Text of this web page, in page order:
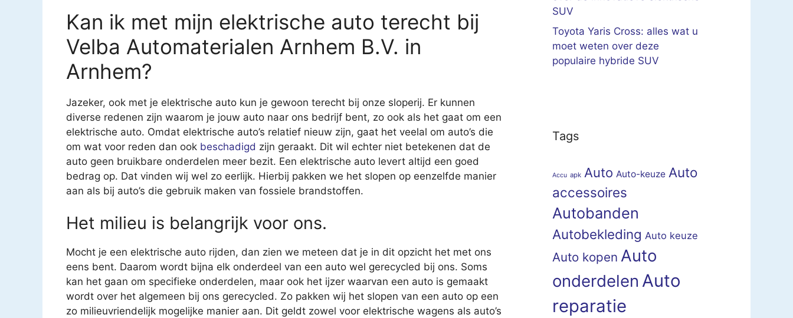
Kan ik met mijn elektrische auto terecht bij
Velba Automaterialen Arnhem B.V. in
Arnhem?
Jazeker, ook met je elektrische auto kun je gewoon terecht bij onze sloperij. Er kunnen
diverse redenen zijn waarom je jouw auto naar ons bedrijf bent, zo ook als het gaat om een
elektrische auto. Omdat elektrische auto’s relatief nieuw zijn, gaat het veelal om auto’s die
om wat voor reden dan ook beschadigd zijn geraakt. Dit wil echter niet betekenen dat de
auto geen bruikbare onderdelen meer bezit. Een elektrische auto levert altijd een goed
bedrag op. Dat vinden wij wel zo eerlijk. Hierbij pakken we het slopen op eenzelfde manier
aan als bij auto’s die gebruik maken van fossiele brandstoffen.
Het milieu is belangrijk voor ons.
Mocht je een elektrische auto rijden, dan zien we meteen dat je in dit opzicht het met ons
eens bent. Daarom wordt bijna elk onderdeel van een auto wel gerecycled bij ons. Soms
kan het gaan om specifieke onderdelen, maar ook het ijzer waarvan een auto is gemaakt
wordt over het algemeen bij ons gerecycled. Zo pakken wij het slopen van een auto op een
zo milieuvriendelijk mogelijke manier aan. Dit geldt zowel voor elektrische wagens als auto’s
SUV
Toyota Yaris Cross: alles wat u
moet weten over deze
populaire hybride SUV
Tags
Accu apk Auto Auto-keuze Auto
accessoires
Autobanden
Autobekleding Auto keuze
Auto kopen Auto
onderdelen Auto
reparatie